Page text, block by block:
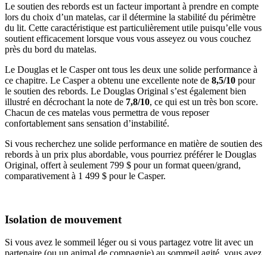
Le soutien des rebords est un facteur important à prendre en compte
lors du choix d’un matelas, car il détermine la stabilité du périmètre
du lit. Cette caractéristique est particulièrement utile puisqu’elle vous
soutient efficacement lorsque vous vous asseyez ou vous couchez
près du bord du matelas.
Le Douglas et le Casper ont tous les deux une solide performance à
ce chapitre. Le Casper a obtenu une excellente note de 8,5/10 pour
le soutien des rebords. Le Douglas Original s’est également bien
illustré en décrochant la note de 7,8/10, ce qui est un très bon score.
Chacun de ces matelas vous permettra de vous reposer
confortablement sans sensation d’instabilité.
Si vous recherchez une solide performance en matière de soutien des
rebords à un prix plus abordable, vous pourriez préférer le Douglas
Original, offert à seulement 799 $ pour un format queen/grand,
comparativement à 1 499 $ pour le Casper.
Isolation de mouvement
Si vous avez le sommeil léger ou si vous partagez votre lit avec un